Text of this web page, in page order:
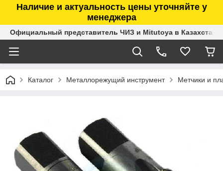
Наличие и актуальность цены уточняйте у
менеджера
Официальный представитель ЧИЗ и Mitutoya в Казахстане
Каталог Металлорежущий инструмент Метчики и